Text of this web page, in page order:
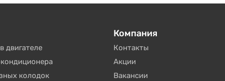
двигателе
колодок
Компания
Контакты
Акции
Вакансии